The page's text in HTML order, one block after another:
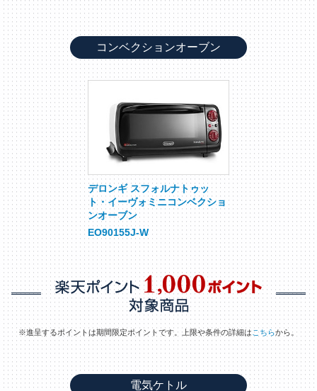
コンベクションオーブン
デロンギ スフォルナトゥッ
ト・イーヴォミニコンベクショ
ンオーブン
EO90155J-W
※進呈するポイントは期間限定ポイントです。上限や条件の詳細は こちらから。
電気ケトル